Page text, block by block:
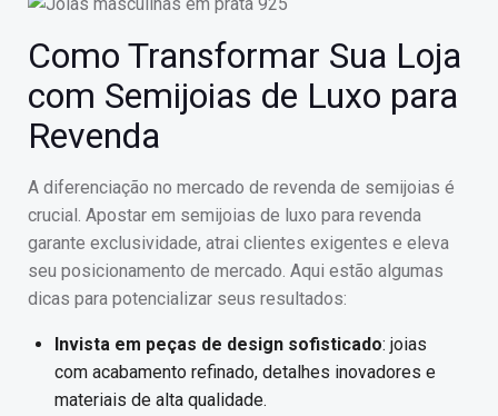
Como Transformar Sua Loja
com Semijoias de Luxo para
Revenda
A diferenciação no mercado de revenda de semijoias é
crucial. Apostar em semijoias de luxo para revenda
garante exclusividade, atrai clientes exigentes e eleva
seu posicionamento de mercado. Aqui estão algumas
dicas para potencializar seus resultados:
Invista em peças de design sofisticado: joias
com acabamento refinado, detalhes inovadores e
materiais de alta qualidade.